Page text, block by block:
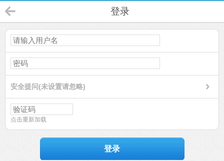
登录
安全提问(未设置请忽略)
点击重新加载
登录